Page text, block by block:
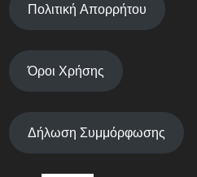
Πολιτική Απορρήτου
Όροι Χρήσης
Δήλωση Συμμόρφωσης